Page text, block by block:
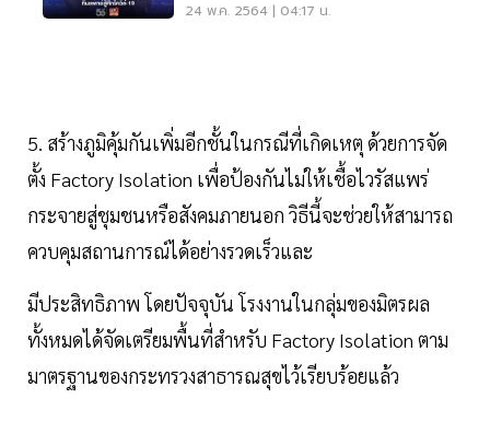
24 พ.ค. 2564 | 04:17 น.
5. สร้างภูมิคุ้มกันเพิ่มอีกชั้นในกรณีที่เกิดเหตุ ด้วยการจัด
ตั้ง Factory Isolation เพื่อป้องกันไม่ให้เชื้อไวรัสแพร่
กระจายสู่ชุมชนหรือสังคมภายนอก วิธีนี้จะช่วยให้สามารถ
ควบคุมสถานการณ์ได้อย่างรวดเร็วและ
มีประสิทธิภาพ โดยปัจจุบัน โรงงานในกลุ่มของมิตรผล
ทั้งหมดได้จัดเตรียมพื้นที่สำหรับ Factory Isolation ตาม
มาตรฐานของกระทรวงสาธารณสุขไว้เรียบร้อยแล้ว